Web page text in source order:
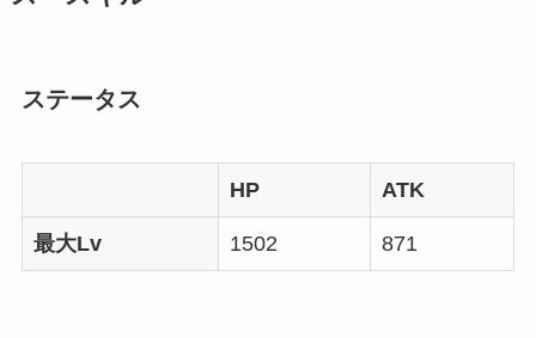
ステータス
HP ATK
最大Lv 1502 871